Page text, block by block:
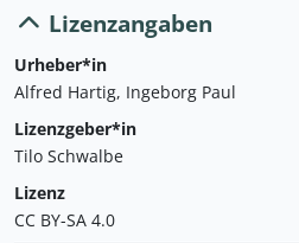
Lizenzangaben
Urheber*in
Alfred Hartig, Ingeborg Paul
Lizenzgeber*in
Tilo Schwalbe
Lizenz
CC BY-SA 4.0